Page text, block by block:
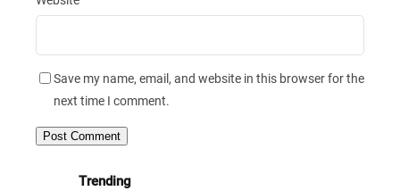
Save my name, email, and website in this browser for the
next time I comment.
Trending